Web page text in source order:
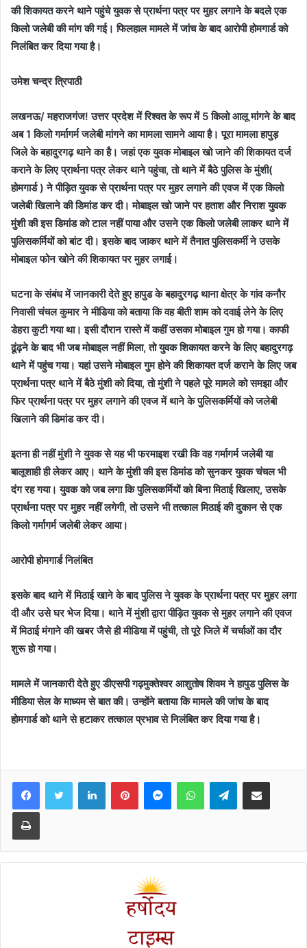
की शिकायत करने थाने पहुंचे युवक से प्रार्थना पत्र पर मुहर लगाने के बदले एक
किलो जलेबी की मांग की गई। फिलहाल मामले में जांच के बाद आरोपी होमगार्ड को
निलंबित कर दिया गया है।
उमेश चन्द्र त्रिपाठी
लखनऊ/ महराजगंज! उत्तर प्रदेश में रिश्वत के रूप में 5 किलो आलू मांगने के बाद
अब 1 किलो गर्मागर्म जलेबी मांगने का मामला सामने आया है। पूरा मामला हापुड़
जिले के बहादुरगढ़ थाने का है। जहां एक युवक मोबाइल खो जाने की शिकायत दर्ज
कराने के लिए प्रार्थना पत्र लेकर थाने पहुंचा, तो थाने में बैठे पुलिस के मुंशी(
होमगार्ड ) ने पीड़ित युवक से प्रार्थना पत्र पर मुहर लगाने की एवज में एक किलो
जलेबी खिलाने की डिमांड कर दी। मोबाइल खो जाने पर हताश और निराश युवक
मुंशी की इस डिमांड को टाल नहीं पाया और उसने एक किलो जलेबी लाकर थाने में
पुलिसकर्मियों को बांट दी। इसके बाद जाकर थाने में तैनात पुलिसकर्मी ने उसके
मोबाइल फोन खोने की शिकायत पर मुहर लगाई।
घटना के संबंध में जानकारी देते हुए हापुड के बहादुरगढ़ थाना क्षेत्र के गांव कनौर
निवासी चंचल कुमार ने मीडिया को बताया कि वह बीती शाम को दवाई लेने के लिए
डेहरा कुटी गया था। इसी दौरान रास्ते में कहीं उसका मोबाइल गुम हो गया। काफी
ढूंढ़ने के बाद भी जब मोबाइल नहीं मिला, तो युवक शिकायत करने के लिए बहादुरगढ़
थाने में पहुंच गया। यहां उसने मोबाइल गुम होने की शिकायत दर्ज कराने के लिए जब
प्रार्थना पत्र थाने में बैठे मुंशी को दिया, तो मुंशी ने पहले पूरे मामले को समझा और
फिर प्रार्थना पत्र पर मुहर लगाने की एवज में थाने के पुलिसकर्मियों को जलेबी
खिलाने की डिमांड कर दी।
इतना ही नहीं मुंशी ने युवक से यह भी फरमाइश रखी कि वह गर्मागर्म जलेबी या
बालूशाही ही लेकर आए। थाने के मुंशी की इस डिमांड को सुनकर युवक चंचल भी
दंग रह गया। युवक को जब लगा कि पुलिसकर्मियों को बिना मिठाई खिलाए, उसके
प्रार्थना पत्र पर मुहर नहीं लगेगी, तो उसने भी तत्काल मिठाई की दुकान से एक
किलो गर्मागर्म जलेबी लेकर आया।
आरोपी होमगार्ड निलंबित
इसके बाद थाने में मिठाई खाने के बाद पुलिस ने युवक के प्रार्थना पत्र पर मुहर लगा
दी और उसे घर भेज दिया। थाने में मुंशी द्वारा पीड़ित युवक से मुहर लगाने की एवज
में मिठाई मंगाने की खबर जैसे ही मीडिया में पहुंची, तो पूरे जिले में चर्चाओं का दौर
शुरू हो गया।
मामले में जानकारी देते हुए डीएसपी गढ़मुक्तेश्वर आशुतोष शिवम ने हापुड पुलिस के
मीडिया सेल के माध्यम से बात की। उन्होंने बताया कि मामले की जांच के बाद
होमगार्ड को थाने से हटाकर तत्काल प्रभाव से निलंबित कर दिया गया है।
FacebookTwitter LinkedInPinterestMessengerWhatsAppTelegramShare via Email
Print